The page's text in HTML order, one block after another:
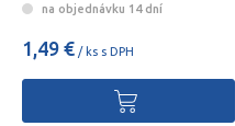
na objednávku 14 dní
1,49 € / ks s DPH